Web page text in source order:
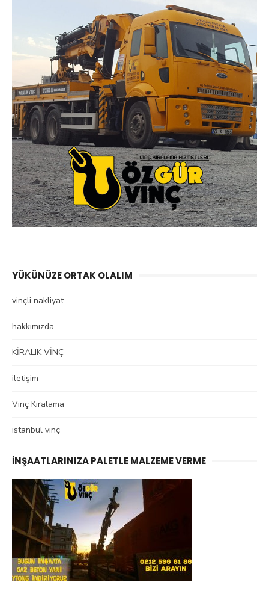
YÜKÜNÜZE ORTAK OLALIM
vinçli nakliyat
hakkımızda
KİRALIK VİNÇ
iletişim
Vinç Kiralama
istanbul vinç
İNŞAATLARINIZA PALETLE MALZEME VERME